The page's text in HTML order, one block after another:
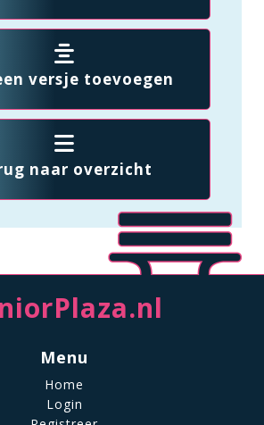
versje toevoegen
naar overzicht
Menu
Home
Login